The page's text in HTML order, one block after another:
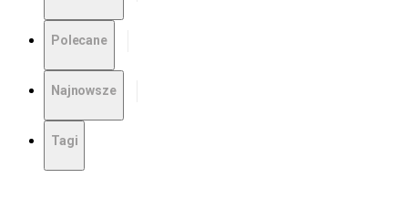
Polecane
Najnowsze
Tagi